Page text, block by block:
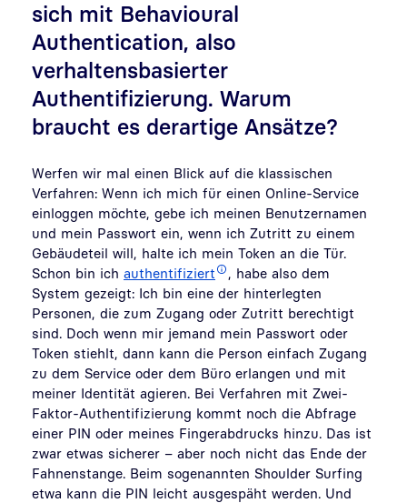
sich mit Behavioural
Authentication, also
verhaltensbasierter
Authentifizierung. Warum
braucht es derartige Ansätze?
Werfen wir mal einen Blick auf die klassischen
Verfahren: Wenn ich mich für einen Online-Service
einloggen möchte, gebe ich meinen Benutzernamen
und mein Passwort ein, wenn ich Zutritt zu einem
Gebäudeteil will, halte ich mein Token an die Tür.
Schon bin ich authentifiziert
, habe also dem
System gezeigt: Ich bin eine der hinterlegten
Personen, die zum Zugang oder Zutritt berechtigt
sind. Doch wenn mir jemand mein Passwort oder
Token stiehlt, dann kann die Person einfach Zugang
zu dem Service oder dem Büro erlangen und mit
meiner Identität agieren. Bei Verfahren mit Zwei-
Faktor-Authentifizierung kommt noch die Abfrage
einer PIN oder meines Fingerabdrucks hinzu. Das ist
zwar etwas sicherer – aber noch nicht das Ende der
Fahnenstange. Beim sogenannten Shoulder Surfing
etwa kann die PIN leicht ausgespäht werden. Und